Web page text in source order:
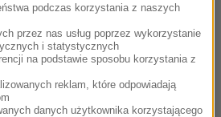
miejsce w Grupie Białej
meczu Niemki Angelique
Safarovą. Wynik tego
o tym, kto zajmie drugą
zmierzy się z Rosjanką
podczas korzystania z naszych
przez nas usług poprzez wykorzystanie
i statystycznych
na podstawie sposobu korzystania z
reklam, które odpowiadają
danych użytkownika korzystającego